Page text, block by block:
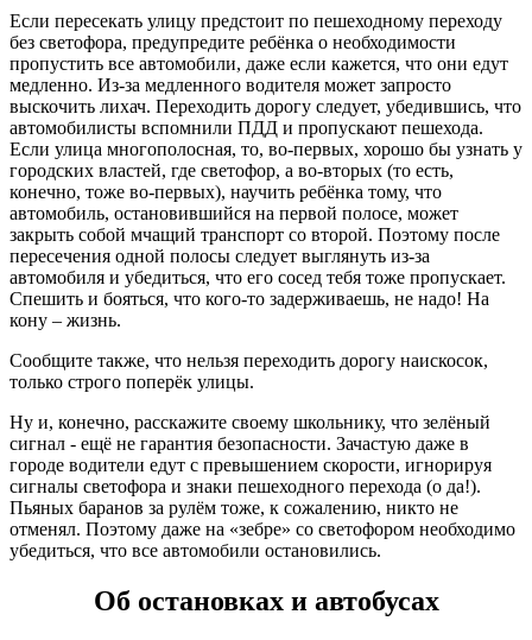
Если пересекать улицу предстоит по пешеходному переходу
без светофора, предупредите ребёнка о необходимости
пропустить все автомобили, даже если кажется, что они едут
медленно. Из-за медленного водителя может запросто
выскочить лихач. Переходить дорогу следует, убедившись, что
автомобилисты вспомнили ПДД и пропускают пешехода.
Если улица многополосная, то, во-первых, хорошо бы узнать у
городских властей, где светофор, а во-вторых (то есть,
конечно, тоже во-первых), научить ребёнка тому, что
автомобиль, остановившийся на первой полосе, может
закрыть собой мчащий транспорт со второй. Поэтому после
пересечения одной полосы следует выглянуть из-за
автомобиля и убедиться, что его сосед тебя тоже пропускает.
Спешить и бояться, что кого-то задерживаешь, не надо! На
кону – жизнь.
Сообщите также, что нельзя переходить дорогу наискосок,
только строго поперёк улицы.
Ну и, конечно, расскажите своему школьнику, что зелёный
сигнал - ещё не гарантия безопасности. Зачастую даже в
городе водители едут с превышением скорости, игнорируя
сигналы светофора и знаки пешеходного перехода (о да!).
Пьяных баранов за рулём тоже, к сожалению, никто не
отменял. Поэтому даже на «зебре» со светофором необходимо
убедиться, что все автомобили остановились.
Об остановках и автобусах